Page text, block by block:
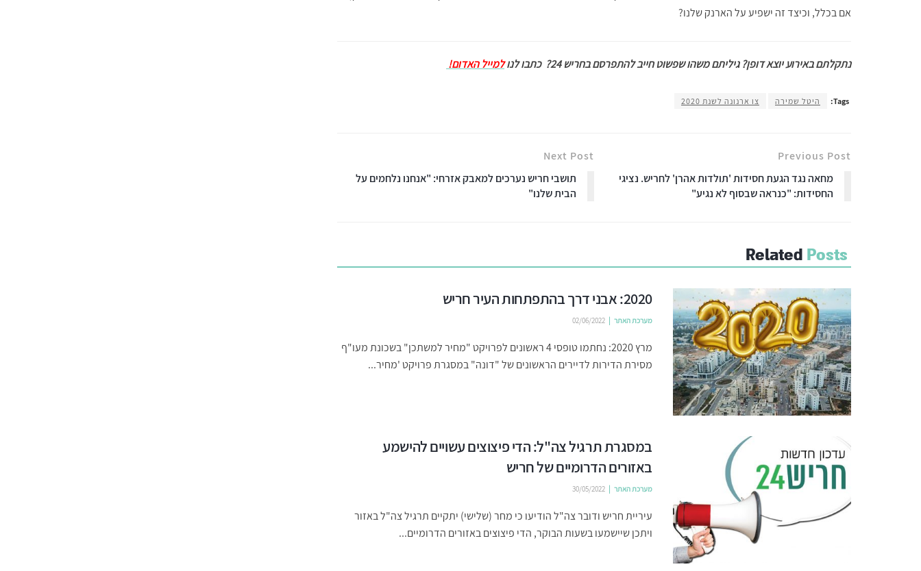
אם בכלל, וכיצד זה ישפיע על הארנק שלנו?
נתקלתם באירוע יוצא דופן? גיליתם משהו שפשוט חייב להתפרסם בחריש 24? כתבו לנולמייל האדום!
Tags: היטל שמירה צו ארנונה לשנת 2020
Previous Post
מחאה נגד הגעת חסידות 'תולדות אהרן' לחריש. נציגי
החסידות: "כנראה שבסוף לא נגיע"
Next Post
תושבי חריש נערכים למאבק אזרחי: "אנחנו נלחמים על
הבית שלנו"
Related Posts
2020: אבני דרך בהתפתחות העיר חריש
מערכת האתר 02/06/2022
מרץ 2020: נחתמו טופסי 4 ראשונים לפרויקט "מחיר למשתכן" בשכונת מעו"ף
מסירת הדירות לדיירים הראשונים של "דונה" במסגרת פרויקט 'מחיר...
במסגרת תרגיל צה"ל: הדי פיצוצים עשויים להישמע
באזורים הדרומיים של חריש
מערכת האתר 30/05/2022
עיריית חריש ודובר צה"ל הודיעו כי מחר (שלישי) יתקיים תרגיל צה"ל באזור
ויתכן שיישמעו בשעות הבוקר, הדי פיצוצים באזורים הדרומיים...